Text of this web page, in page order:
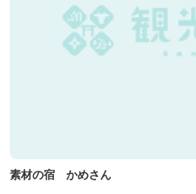
素材の宿 かめさん